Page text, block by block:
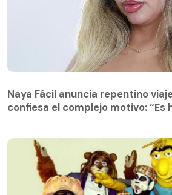
Naya Fácil anuncia repentino
confiesa el complejo motivo: “Es